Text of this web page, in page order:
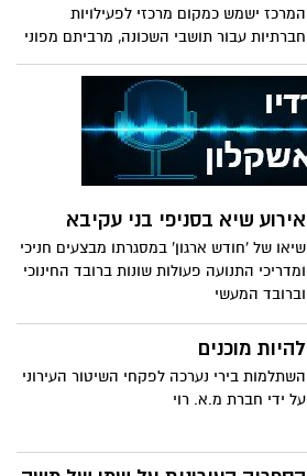
וכניסת השבט לחבריה ב'
המרכז ישמש כמקום מרכזי לפעילויות
חברתיות עבור תושבי השכונה, מרביתם מפוני
גוש קטיף, והוא כולל, בין היתר, אולם ספורט,
חדר מחשבים וספרייה
אירוע שיא בסניפי בני עקיבא
שיאו של 'חודש ארגון' במסגרתו מבצעים חניכי
ומדריכי התנועה פעולות שונות ברובד החינוכי
וברובד המעשי
להיות מוכנים
השתלמות בירי נערכה לפקחי השיטור העירוני
על ידי חברת מ.א. רוי